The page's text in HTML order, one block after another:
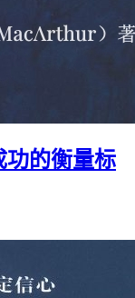
功的衡量标